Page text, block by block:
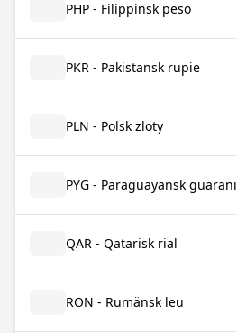
PHP - Filippinsk peso
PKR - Pakistansk rupie
PLN - Polsk zloty
PYG - Paraguayansk guarani
QAR - Qatarisk rial
RON - Rumänsk leu